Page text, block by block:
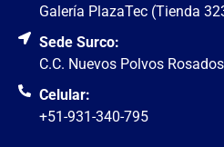
Galería PlazaTec (Tienda
Sede Surco:
C.C. Nuevos Polvos
Celular:
+51-931-340-795